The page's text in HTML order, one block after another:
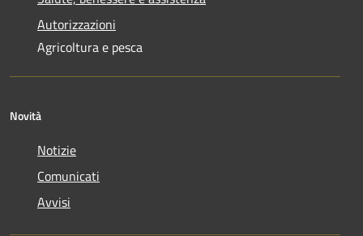
Autorizzazioni
Agricoltura e pesca
Novità
Notizie
Comunicati
Avvisi